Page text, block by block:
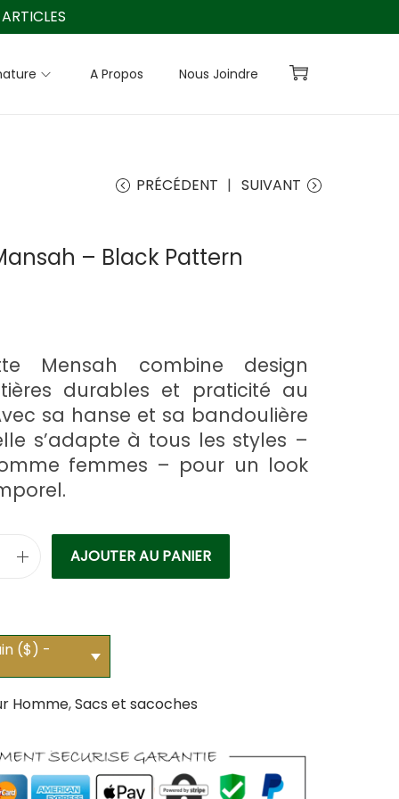
A Propos Nous Joindre
PRÉCÉDENT SUIVANT
– Black Pattern
Mensah combine design
durables et praticité au
sa hanse et sa bandoulière
s’adapte à tous les styles –
femmes – pour un look
AJOUTER AU PANIER
($) -
Homme,Sacs et sacoches